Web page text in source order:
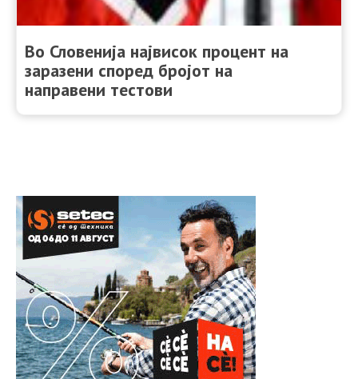
Во Словенија највисок процент на
заразени според бројот на
направени тестови